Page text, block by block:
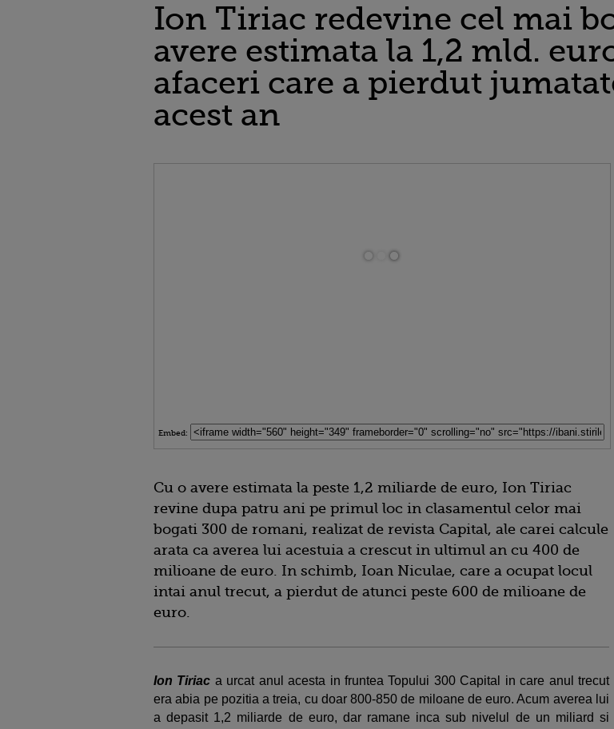
Ion Tiriac redevine cel mai
avere estimata la 1,2 mld.
afaceri care a pierdut
acest an
Embed:
Cu o avere estimata la peste 1,2 miliarde de euro, Ion Tiriac
revine dupa patru ani pe primul loc in clasamentul celor mai
bogati 300 de romani, realizat de revista Capital, ale carei calcule
arata ca averea lui acestuia a crescut in ultimul an cu 400 de
milioane de euro. In schimb, Ioan Niculae, care a ocupat locul
intai anul trecut, a pierdut de atunci peste 600 de milioane de
euro.
Ion Tiriac a urcat anul acesta in fruntea Topului 300 Capital in care anul trecut
era abia pe pozitia a treia, cu doar 800-850 de miloane de euro. Acum averea lui
a depasit 1,2 miliarde de euro, dar ramane inca sub nivelul de un miliard si